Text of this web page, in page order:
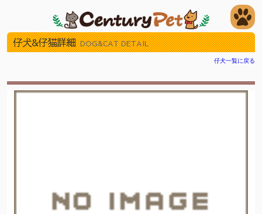
仔犬&仔猫詳細 DOG&CAT DETAIL
仔犬一覧に戻る